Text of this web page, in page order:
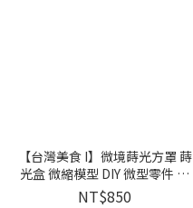
【台灣美食 I】微境蒔光方罩 蒔
光盒 微縮模型 DIY 微型零件 ｜
微境蒔光
NT$850